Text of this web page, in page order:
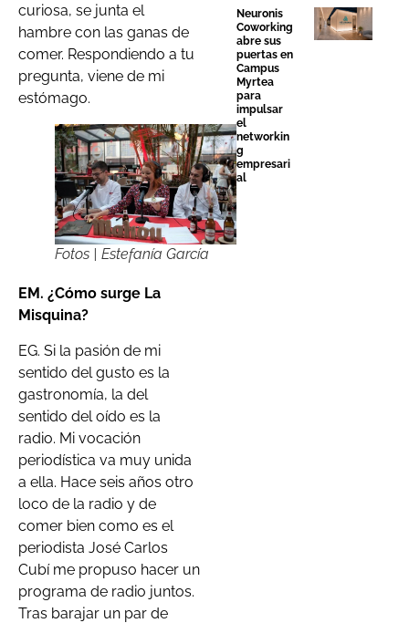
curiosa, se junta el
hambre con las ganas de
comer. Respondiendo a tu
pregunta, viene de mi
estómago.
Fotos | Estefanía García
EM. ¿Cómo surge La
Misquina?
EG. Si la pasión de mi
sentido del gusto es la
gastronomía, la del
sentido del oído es la
radio. Mi vocación
periodística va muy unida
a ella. Hace seis años otro
loco de la radio y de
comer bien como es el
periodista José Carlos
Cubí me propuso hacer un
programa de radio juntos.
Tras barajar un par de
Neuronis
Coworking
abre sus
puertas en
Campus
Myrtea
para
impulsar
el
networkin
g
empresari
al